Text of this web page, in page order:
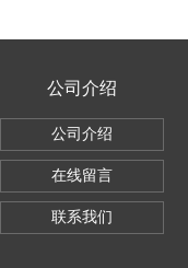
公司介绍
公司介绍
在线留言
联系我们